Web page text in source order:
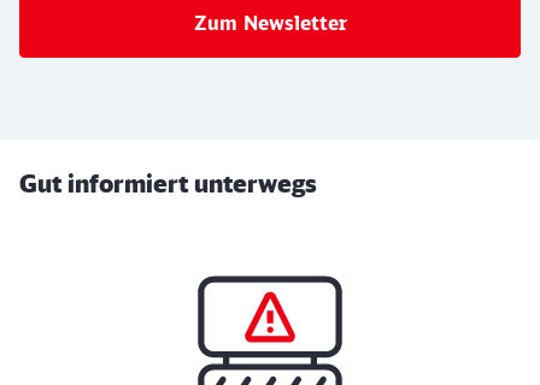
Zum Newsletter
Gut informiert unterwegs